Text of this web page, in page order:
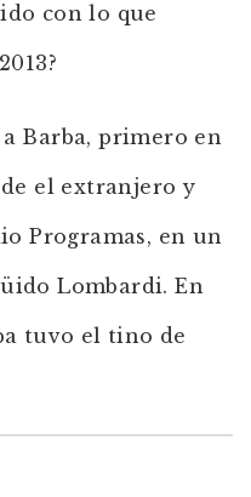
con lo que
Barba, primero en
el extranjero y
Programas, en un
Lombardi. En
tuvo el tino de